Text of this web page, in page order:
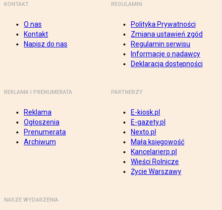
KONTAKT
O nas
Kontakt
Napisz do nas
REGULAMIN
Polityka Prywatności
Zmiana ustawień zgód
Regulamin serwisu
Informacje o nadawcy
Deklaracja dostępności
REKLAMA I PRENUMERATA
Reklama
Ogłoszenia
Prenumerata
Archiwum
PARTNERZY
E-kiosk.pl
E-gazety.pl
Nexto.pl
Mała księgowość
Kancelarierp.pl
Wieści Rolnicze
Życie Warszawy
NASZE WYDARZENIA